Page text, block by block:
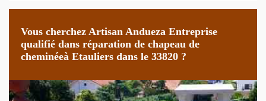
Vous cherchez Artisan Andueza Entreprise
qualifié dans réparation de chapeau de
cheminéeà Etauliers dans le 33820 ?